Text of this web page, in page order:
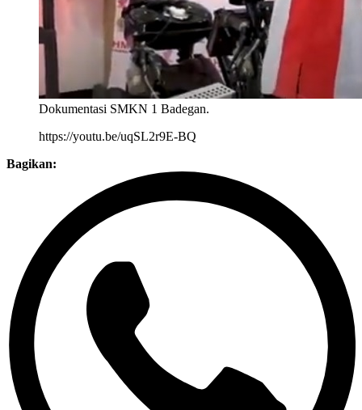
Dokumentasi SMKN 1 Badegan.
https://youtu.be/uqSL2r9E-BQ
Bagikan: